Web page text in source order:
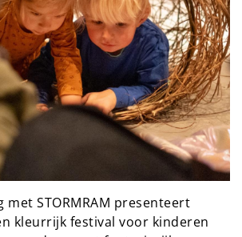
met STORMRAM presenteert
kleurrijk festival voor kinderen